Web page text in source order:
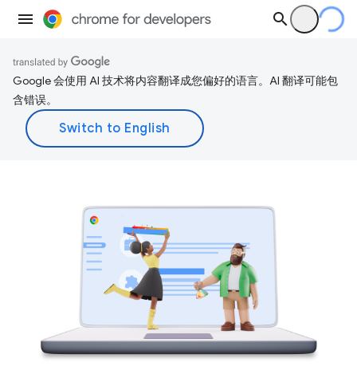
Google 会使用 AI 技术将内容翻译成您偏好的语言。AI 翻译可能包
含错误。